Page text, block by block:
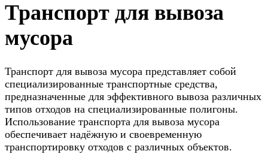
Транспорт для вывоза
мусора
Транспорт для вывоза мусора представляет собой
специализированные транспортные средства,
предназначенные для эффективного вывоза различных
типов отходов на специализированные полигоны.
Использование транспорта для вывоза мусора
обеспечивает надёжную и своевременную
транспортировку отходов с различных объектов.